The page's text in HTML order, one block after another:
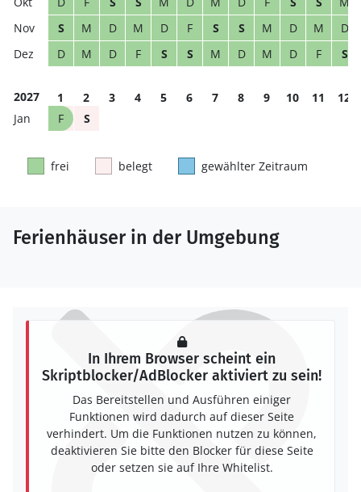
S
M D M D F S S M D M
D
D
M D F S S M D M D F S
2027 1 2 3 4 5 6 7 8 9 10 11
12
F
S
frei belegt gewählter Zeitraum
Ferienhäuser in der Umgebung
In Ihrem Browser scheint ein
Skriptblocker/AdBlocker aktiviert zu sein!
Das Bereitstellen und Ausführen einiger
Funktionen wird dadurch auf dieser Seite
verhindert. Um die Funktionen nutzen zu können,
deaktivieren Sie bitte den Blocker für diese Seite
oder setzen sie auf Ihre Whitelist.